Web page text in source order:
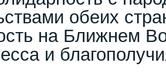
обеих
на Ближнем
и